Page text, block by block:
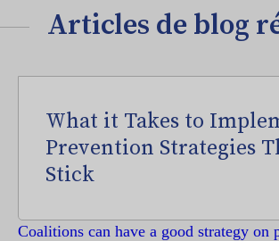
Articles de blog
What it Takes to
Prevention Strategies
Stick
Coalitions can have a good strategy on